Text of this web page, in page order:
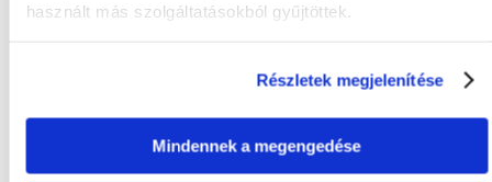
használt más szolgáltatásokból gyűjtöttek.
Részletek megjelenítése
Mindennek a megengedése
Gyakori Kérdések (GYIK)